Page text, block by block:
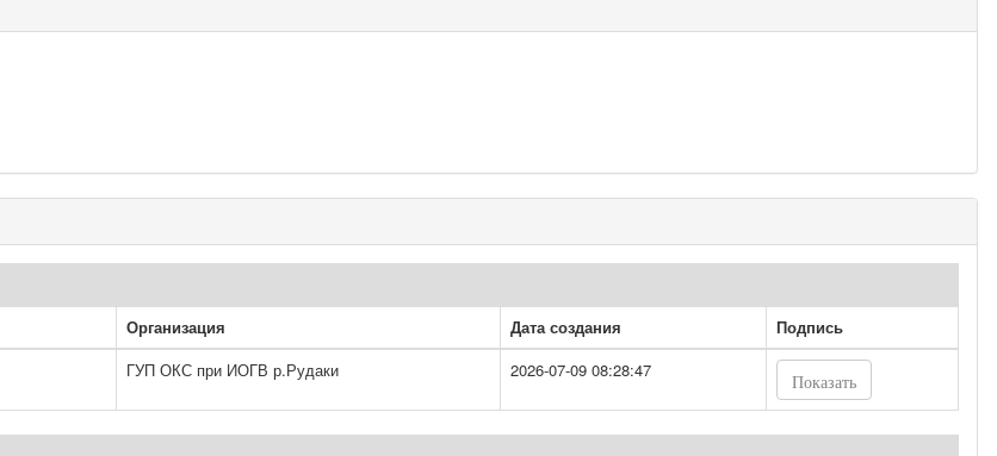
Организация Дата создания
Подпись
ГУП ОКС при ИОГВ р.Рудаки 2026-07-09 08:28:47